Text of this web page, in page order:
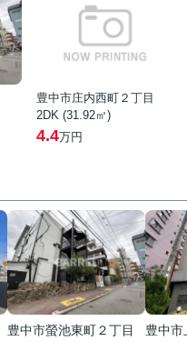
豊中市庄内西町２丁目
2DK (31.92㎡)
4.4万円
豊中市螢池東町２丁目
豊中市